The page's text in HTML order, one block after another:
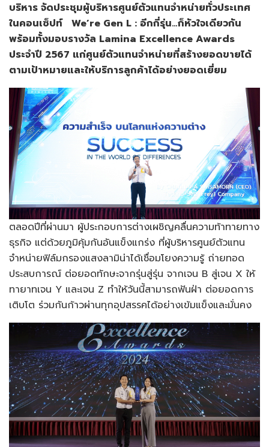
บริหาร จัดประชุมผู้บริหารศูนย์ตัวแทนจำหน่ายทั่วประเทศ
ในคอนเซ็ปท์ We’re Gen L : อีกกี่รุ่น…ก็หัวใจเดียวกัน
พร้อมทั้งมอบรางวัล Lamina Excellence Awards
ประจำปี 2567 แก่ศูนย์ตัวแทนจำหน่ายที่สร้างยอดขายได้
ตามเป้าหมายและให้บริการลูกค้าได้อย่างยอดเยี่ยม
ตลอดปีที่ผ่านมา ผู้ประกอบการต่างเผชิญคลื่นความท้าทายทาง
ธุรกิจ แต่ด้วยภูมิคุ้มกันอันแข็งแกร่ง ที่ผู้บริหารศูนย์ตัวแทน
จำหน่ายฟิล์มกรองแสงลามิน่าได้เชื่อมโยงความรู้ ถ่ายทอด
ประสบการณ์ ต่อยอดทักษะจากรุ่นสู่รุ่น จากเจน B สู่เจน X ให้
ทายาทเจน Y และเจน Z ทำให้วันนี้สามารถฟันฝ่า ต่อยอดการ
เติบโต ร่วมกันก้าวผ่านทุกอุปสรรคได้อย่างเข้มแข็งและมั่นคง